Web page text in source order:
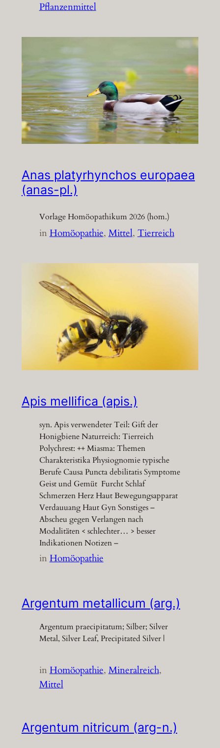
Pflanzenmittel
Anas platyrhynchos europaea
(anas-pl.)
Vorlage Homöopathikum 2026 (hom.)
inHomöopathie, Mittel, Tierreich
Apis mellifica (apis.)
syn. Apis verwendeter Teil: Gift der
Honigbiene Naturreich: Tierreich
Polychrest: ++ Miasma: Themen
Charakteristika Physiognomie typische
Berufe Causa Puncta debilitatis Symptome
Geist und Gemüt Furcht Schlaf
Schmerzen Herz Haut Bewegungsapparat
Verdauuang Haut Gyn Sonstiges –
Abscheu gegen Verlangen nach
Modalitäten < schlechter… > besser
Indikationen Notizen –
inHomöopathie
Argentum metallicum (arg.)
Argentum praecipitatum; Silber; Silver
Metal, Silver Leaf, Precipitated Silver |
inHomöopathie, Mineralreich
Mittel
Argentum nitricum (arg-n.)